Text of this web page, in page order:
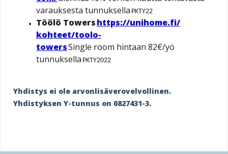
varauksesta tunnuksella PKTY22
Töölö Towershttps://unihome.fi/
kohteet/toolo-
towersSingle room hintaan 82€/yö
tunnuksella PKTY2022
Yhdistys ei ole arvonlisäverovelvollinen.
Yhdistyksen Y-tunnus on 0827431-3.